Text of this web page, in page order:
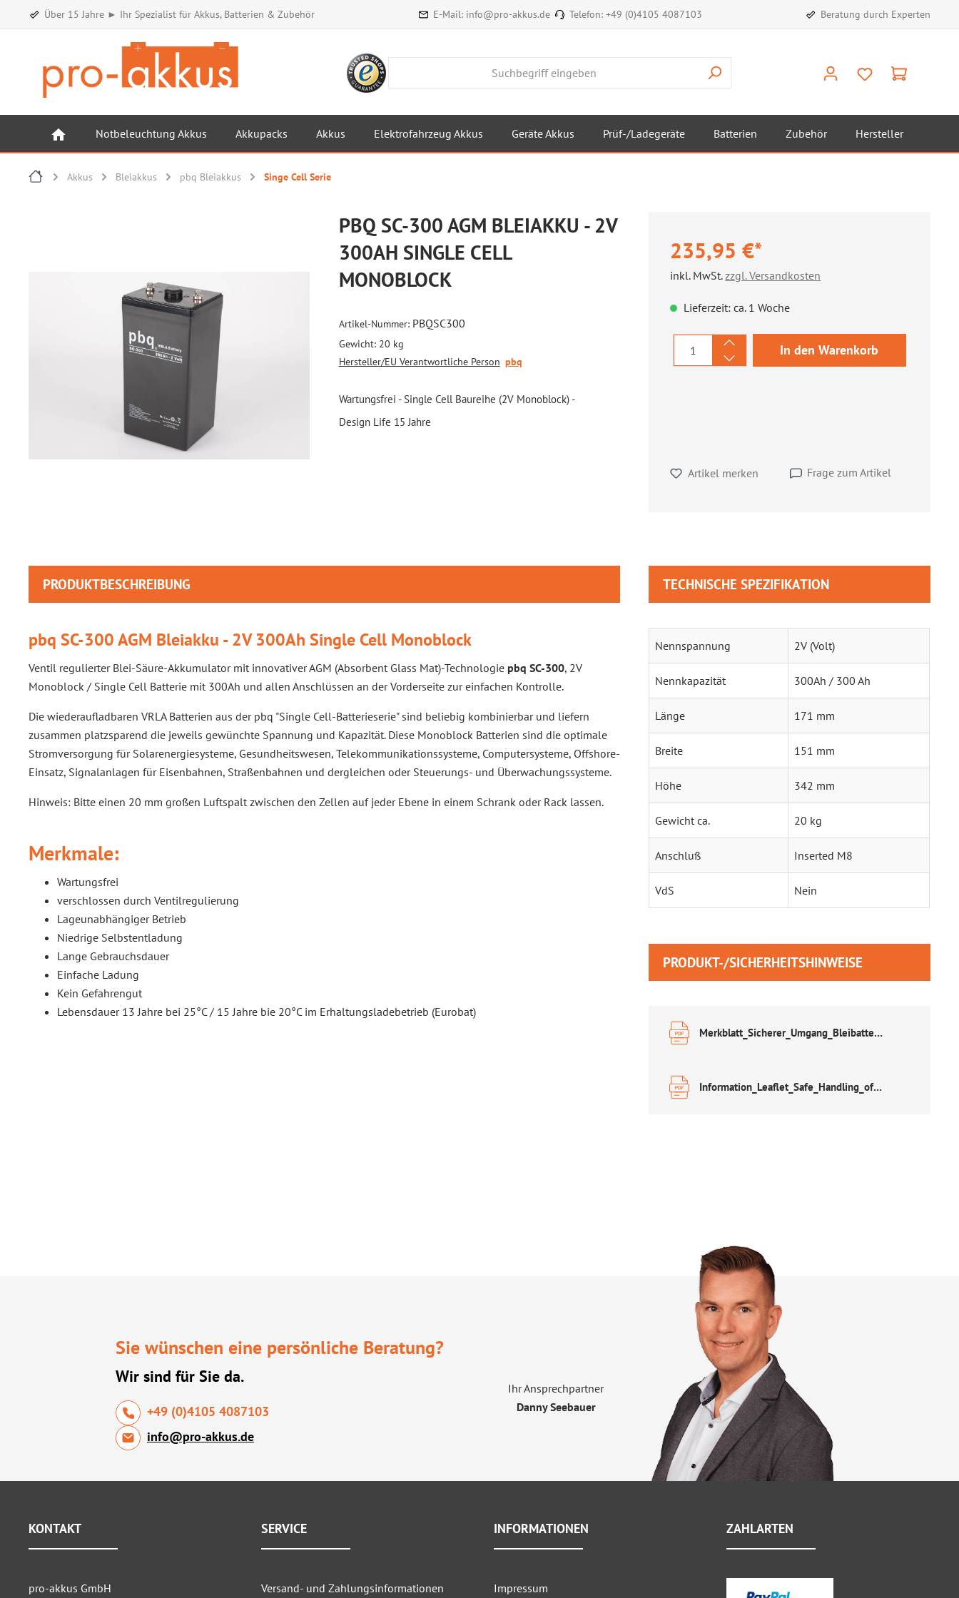
Über 15 Jahre ► Ihr Spezialist für Akkus, Batterien & Zubehör E-Mail: info@pro-akkus.de Telefon: +49 (0)4105 4087103 Beratung durch Experten
Notbeleuchtung Akkus Akkupacks Akkus Elektrofahrzeug Akkus Geräte Akkus Prüf-/Ladegeräte Batterien Zubehör Hersteller
Akkus Bleiakkus pbq Bleiakkus Singe Cell Serie
PBQ SC-300 AGM BLEIAKKU - 2V
300AH SINGLE CELL
MONOBLOCK
Artikel-Nummer: PBQSC300
Gewicht: 20 kg
Hersteller/EU Verantwortliche Person pbq
Wartungsfrei - Single Cell Baureihe (2V Monoblock) -
Design Life 15 Jahre
235,95 €*
inkl. MwSt.zzgl. Versandkosten
Lieferzeit: ca. 1 Woche
Produkt Anzahl: Gib den
In den Warenkorb
Artikel merken Frage zum Artikel
PRODUKTBESCHREIBUNG
pbq SC-300 AGM Bleiakku - 2V 300Ah Single Cell Monoblock
Ventil regulierter Blei-Säure-Akkumulator mit innovativer AGM (Absorbent Glass Mat)-Technologie pbq SC-300, 2V
Monoblock / Single Cell Batterie mit 300Ah und allen Anschlüssen an der Vorderseite zur einfachen Kontrolle.
Die wiederaufladbaren VRLA Batterien aus der pbq "Single Cell-Batterieserie" sind beliebig kombinierbar und liefern
zusammen platzsparend die jeweils gewünchte Spannung und Kapazität. Diese Monoblock Batterien sind die optimale
Stromversorgung für Solarenergiesysteme, Gesundheitswesen, Telekommunikationssysteme, Computersysteme, Offshore-
Einsatz, Signalanlagen für Eisenbahnen, Straßenbahnen und dergleichen oder Steuerungs- und Überwachungssysteme.
Hinweis: Bitte einen 20 mm großen Luftspalt zwischen den Zellen auf jeder Ebene in einem Schrank oder Rack lassen.
Merkmale:
Wartungsfrei
verschlossen durch Ventilregulierung
Lageunabhängiger Betrieb
Niedrige Selbstentladung
Lange Gebrauchsdauer
Einfache Ladung
Kein Gefahrengut
Lebensdauer 13 Jahre bei 25°C / 15 Jahre bie 20°C im Erhaltungsladebetrieb (Eurobat)
TECHNISCHE SPEZIFIKATION
Nennspannung 2V (Volt)
Nennkapazität 300Ah / 300 Ah
Länge 171 mm
Breite 151 mm
Höhe 342 mm
Gewicht ca. 20 kg
Anschluß Inserted M8
VdS Nein
PRODUKT-/SICHERHEITSHINWEISE
Merkblatt_Sicherer_Umgang_Bleibatterien.pdf
Information_Leaflet_Safe_Handling_of_Lead_Acid_Accumulators.pdf
Sie wünschen eine persönliche Beratung?
Wir sind für Sie da.
+49 (0)4105 4087103
info@pro-akkus.de
Ihr Ansprechpartner
Danny Seebauer
KONTAKT
pro-akkus GmbH
SERVICE
Versand- und Zahlungsinformationen
INFORMATIONEN
Impressum
ZAHLARTEN